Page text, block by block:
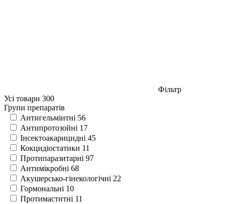
Фільтр
Усі товари 300
Групи препаратів
Антигельмінтні 56
Антипротозойні 17
Інсектоакарицидні 45
Кокцидіостатики 11
Протипаразитарні 97
Антимікробні 68
Акушерсько-гінекологічні 22
Гормональні 10
Протимаститні 11